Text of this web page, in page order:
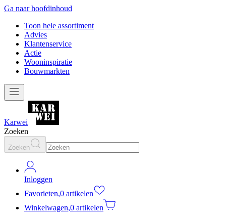
Ga naar hoofdinhoud
Toon hele assortiment
Advies
Klantenservice
Actie
Wooninspiratie
Bouwmarkten
Karwei
Zoeken
Zoeken
Inloggen
Favorieten,0 artikelen
Winkelwagen,0 artikelen